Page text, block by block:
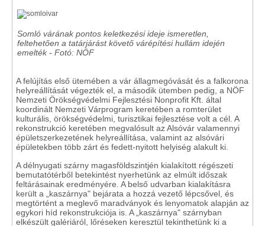
Somló várának pontos keletkezési ideje ismeretlen,
feltehetően a tatárjárást követő várépítési hullám idején
emelték - Fotó: NÖF
A felújítás első ütemében a vár állagmegóvását és a falkorona
helyreállítását végezték el, a második ütemben pedig, a NÖF
Nemzeti Örökségvédelmi Fejlesztési Nonprofit Kft. által
koordinált Nemzeti Várprogram keretében a romterület
kulturális, örökségvédelmi, turisztikai fejlesztése volt a cél. A
rekonstrukció keretében megvalósult az Alsóvár valamennyi
épületszerkezetének helyreállítása, valamint az alsóvári
épületekben több zárt és fedett-nyitott helyiség alakult ki.
A délnyugati szárny magasföldszintjén kialakított régészeti
bemutatótérből betekintést nyerhetünk az elmúlt időszak
feltárásainak eredményére. A belső udvarban kialakításra
került a „kaszárnya" bejárata a hozzá vezető lépcsővel, és
megtörtént a meglevő maradványok és lenyomatok alapján az
egykori híd rekonstrukciója is. A „kaszárnya" szárnyban
elkészült galériáról, lőréseken keresztül tekinthetünk ki a